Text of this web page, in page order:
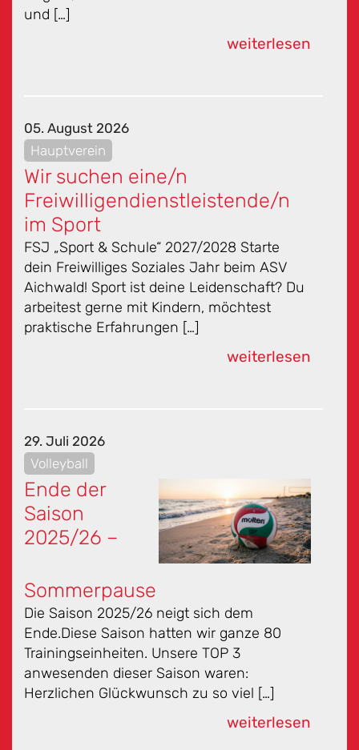
und […]
weiterlesen
05. August 2026
Hauptverein
Wir suchen eine/n
Freiwilligendienstleistende/n
im Sport
FSJ „Sport & Schule“ 2027/2028 Starte
dein Freiwilliges Soziales Jahr beim ASV
Aichwald! Sport ist deine Leidenschaft? Du
arbeitest gerne mit Kindern, möchtest
praktische Erfahrungen […]
weiterlesen
29. Juli 2026
Volleyball
Ende der
Saison
2025/26 –
Sommerpause
Die Saison 2025/26 neigt sich dem
Ende.Diese Saison hatten wir ganze 80
Trainingseinheiten. Unsere TOP 3
anwesenden dieser Saison waren:
Herzlichen Glückwunsch zu so viel […]
weiterlesen